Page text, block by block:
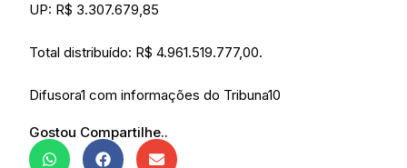
UP: R$ 3.307.679,85
Total distribuído: R$ 4.961.519.777,00.
Difusora1 com informações do Tribuna10
Gostou Compartilhe..